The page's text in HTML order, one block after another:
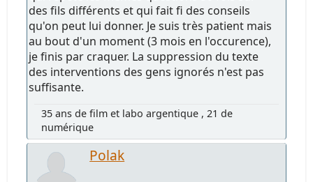
des fils différents et qui fait fi des conseils
qu'on peut lui donner. Je suis très patient mais
au bout d'un moment (3 mois en l'occurence),
je finis par craquer. La suppression du texte
des interventions des gens ignorés n'est pas
suffisante.
35 ans de film et labo argentique , 21 de
numérique
Polak